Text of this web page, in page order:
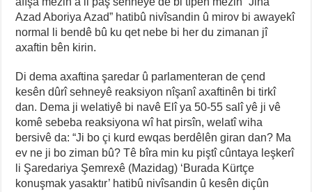
Azad Aboriya Azad” hatibû nivîsandin û mirov bi awayekî
normal li bendê bû ku qet nebe bi her du zimanan jî
axaftin bên kirin.
Di dema axaftina şaredar û parlamenteran de çend
kesên dûrî sehneyê reaksiyon nîşanî axaftinên bi tirkî
dan. Dema ji welatiyê bi navê Elî ya 50-55 salî yê ji vê
komê sebeba reaksiyona wî hat pirsîn, welatî wiha
bersivê da: “Ji bo çi kurd ewqas berdêlên giran dan? Ma
ev ne ji bo ziman bû? Tê bîra min ku piştî cûntaya leşkerî
li Şaredariya Şemrexê (Mazidag) ‘Burada Kürtçe
konuşmak yasaktır’ hatibû nivîsandin û kesên diçûn